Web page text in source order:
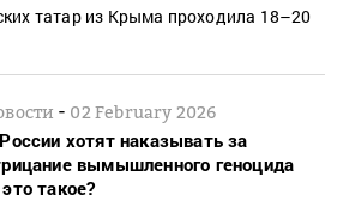
татар из Крыма проходила 18–20
- 02 February 2026
хотят наказывать за
вымышленного геноцида
такое?